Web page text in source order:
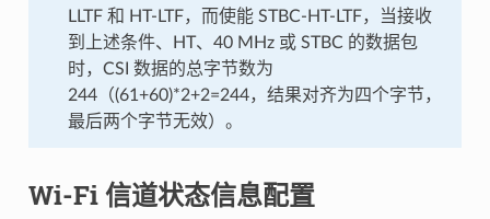
LLTF 和 HT-LTF，而使能 STBC-HT-LTF，当接收
到上述条件、HT、40 MHz 或 STBC 的数据包
时，CSI 数据的总字节数为
244（(61+60)*2+2=244，结果对齐为四个字节，
最后两个字节无效）。
Wi-Fi 信道状态信息配置